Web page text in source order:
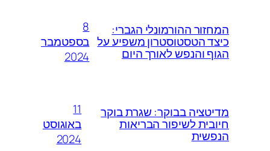
המחזור ההורמונלי הגברי:
כיצד הטסטוסטרון משפיע על
הגוף והנפש לאורך היום
8
בספטמבר
2024
מדיטציה בבוקר: שגרת בוקר
חיובית לשיפור הבריאות
הנפשית
11
באוגוסט
2024